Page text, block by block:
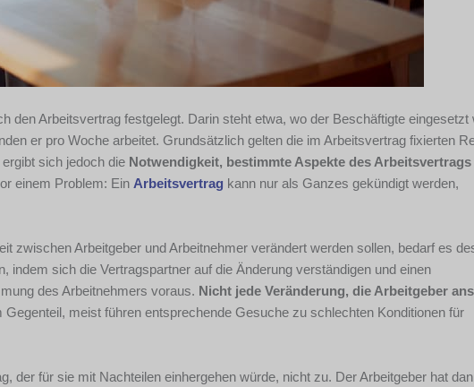
den Arbeitsvertrag festgelegt. Darin steht etwa, wo der Beschäftigte eingesetzt
er pro Woche arbeitet. Grundsätzlich gelten die im Arbeitsvertrag fixierten
sich jedoch die Notwendigkeit, bestimmte Aspekte des Arbeitsvertrags
einem Problem: Ein Arbeitsvertrag kann nur als Ganzes gekündigt werden,
zwischen Arbeitgeber und Arbeitnehmer verändert werden sollen, bedarf es
indem sich die Vertragspartner auf die Änderung verständigen und einen
des Arbeitnehmers voraus. Nicht jede Veränderung, die Arbeitgeber
Gegenteil, meist führen entsprechende Gesuche zu schlechten Konditionen für
der für sie mit Nachteilen einhergehen würde, nicht zu. Der Arbeitgeber hat